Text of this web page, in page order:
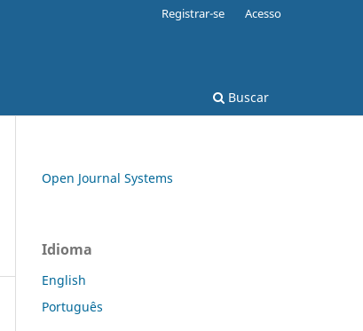
Buscar
Registrar-se Acesso
Open Journal Systems
Idioma
English
Português